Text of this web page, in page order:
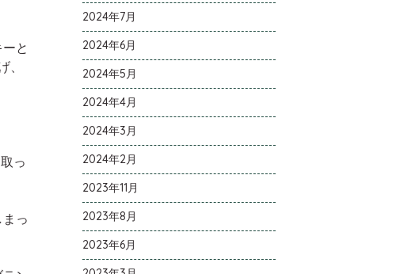
と
っ
っ
2024年7月
2024年6月
2024年5月
2024年4月
2024年3月
2024年2月
2023年11月
2023年8月
2023年6月